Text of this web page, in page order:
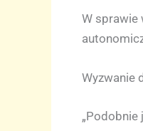
W sprawie
Wyzwanie